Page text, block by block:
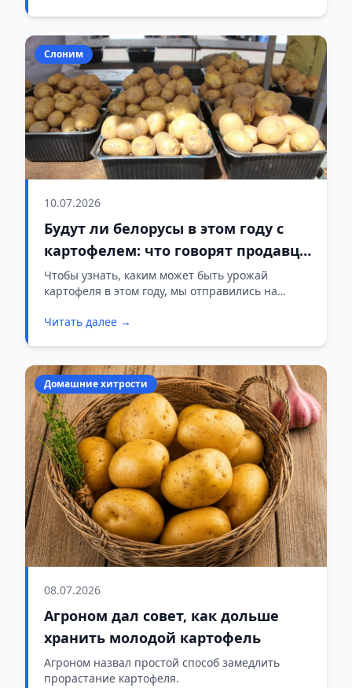
Слоним
10.07.2026
Будут ли белорусы в этом году с
картофелем: что говорят продавцы
на рынке в Слониме
Чтобы узнать, каким может быть урожай
картофеля в этом году, мы отправились на
продают овощи, ягоды и фрукты со своих
Читать далее →
Домашние хитрости
08.07.2026
Агроном дал совет, как дольше
хранить молодой картофель
Агроном назвал простой способ замедлить
прорастание картофеля.